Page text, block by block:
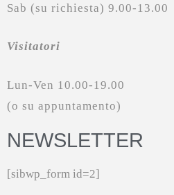
Sab (su richiesta) 9.00-13.00
Visitatori
Lun-Ven 10.00-19.00
(o su appuntamento)
NEWSLETTER
[sibwp_form id=2]